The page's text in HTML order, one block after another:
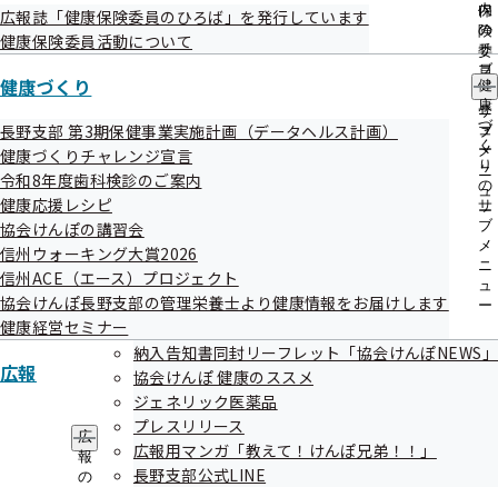
ブ
内
の
サ
ブ
メ
ニ
ュ
ー
保
険
委
員
の
サ
ブ
メ
ニ
ュ
ー
広報誌「健康保険委員のひろば」を発行しています
健康保険委員活動について
健康づくり
健
康
づ
く
り
の
サ
ブ
メ
ニ
ュ
ー
長野支部 第3期保健事業実施計画（データヘルス計画）
健康づくりチャレンジ宣言
令和8年度歯科検診のご案内
健康応援レシピ
協会けんぽの講習会
信州ウォーキング大賞2026
信州ACE（エース）プロジェクト
協会けんぽ長野支部の管理栄養士より健康情報をお届けします
健康経営セミナー
広報
広
報
の
納入告知書同封リーフレット「協会けんぽNEWS」
協会けんぽ 健康のススメ
ジェネリック医薬品
プレスリリース
広報用マンガ「教えて！けんぽ兄弟！！」
長野支部公式LINE
◇◆◇　協会けんぽ長野支部メールマガジン　第156号　◇◆◇
          　　-+-+-+-+-+-+-+-+-+-+-+-+-+-+-+-。.。o○┛
  長野支部メールマガジンをご覧いただき、ありがとうございます。
今┃月┃の┃内┃容┃
━┛━┛━┛━┛━┛
1. +10（プラステン）から始めよう！
2. 令和8年1月13日（予定）より各種申請書等の電子申請が始まりま
す！
3. 令和7年12月2日より保険証の制度が変わります。
4. 令和7年度歯科検診のご予約はお早めに！（実施期限：令和７年12
月30日）
5. 被扶養者状況リストは令和7年12月12日までに提出を！
6. ～長野産業保健総合支援センターより　無料セミナーのご案内～
7. 協会けんぽ長野支部の管理栄養士によるごはんチェック